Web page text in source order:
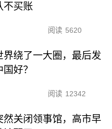
不买账
阅读 5620
界绕了一大圈，最后发
好？
阅读 12342
然关闭领事馆，高市早